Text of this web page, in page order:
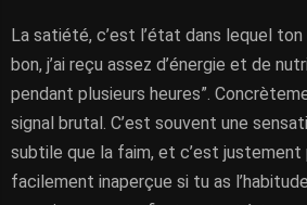
La satiété, c’est l’état dans lequel
bon, j’ai reçu assez d’énergie et de
pendant plusieurs heures”.
signal brutal. C’est souvent une
subtile que la faim, et c’est justement
facilement inaperçue si tu as